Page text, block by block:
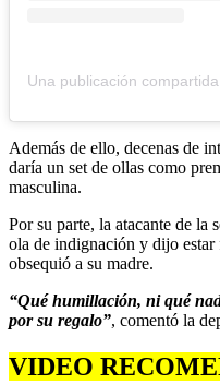
Una publicación
Además de ello, decenas de
daría un set de ollas como
masculina.
Por su parte, la atacante de la
ola de indignación y dijo
obsequió a su madre.
“Qué humillación, ni qué
por su regalo”, comentó la
VIDEO